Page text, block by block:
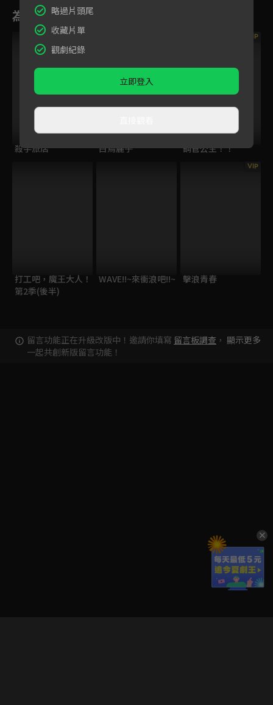
為您推薦
殺手旅店 白鳥麗子
VIP
鋼管公主！！
打工吧，魔王大人！
第2季(後半)
WAVE!!~來衝浪吧!!~
VIP
擊浪青春
留言功能正在升級改版中！邀請你填寫 留言板調查 ，
一起共創新版留言功能！
顯示更多
略過片頭尾
收藏片單
觀劇紀錄
立即登入